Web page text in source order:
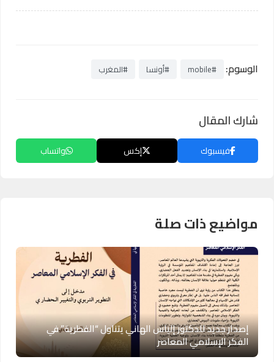
الوسوم: #mobile #أونسا #المغرب
شارك المقال
فيسبوك إكس واتساب
مواضيع ذات صلة
إصدار جديد للدكتور إلياس الهاني يتناول “الفطرية” في
الفكر الإسلامي المعاصر